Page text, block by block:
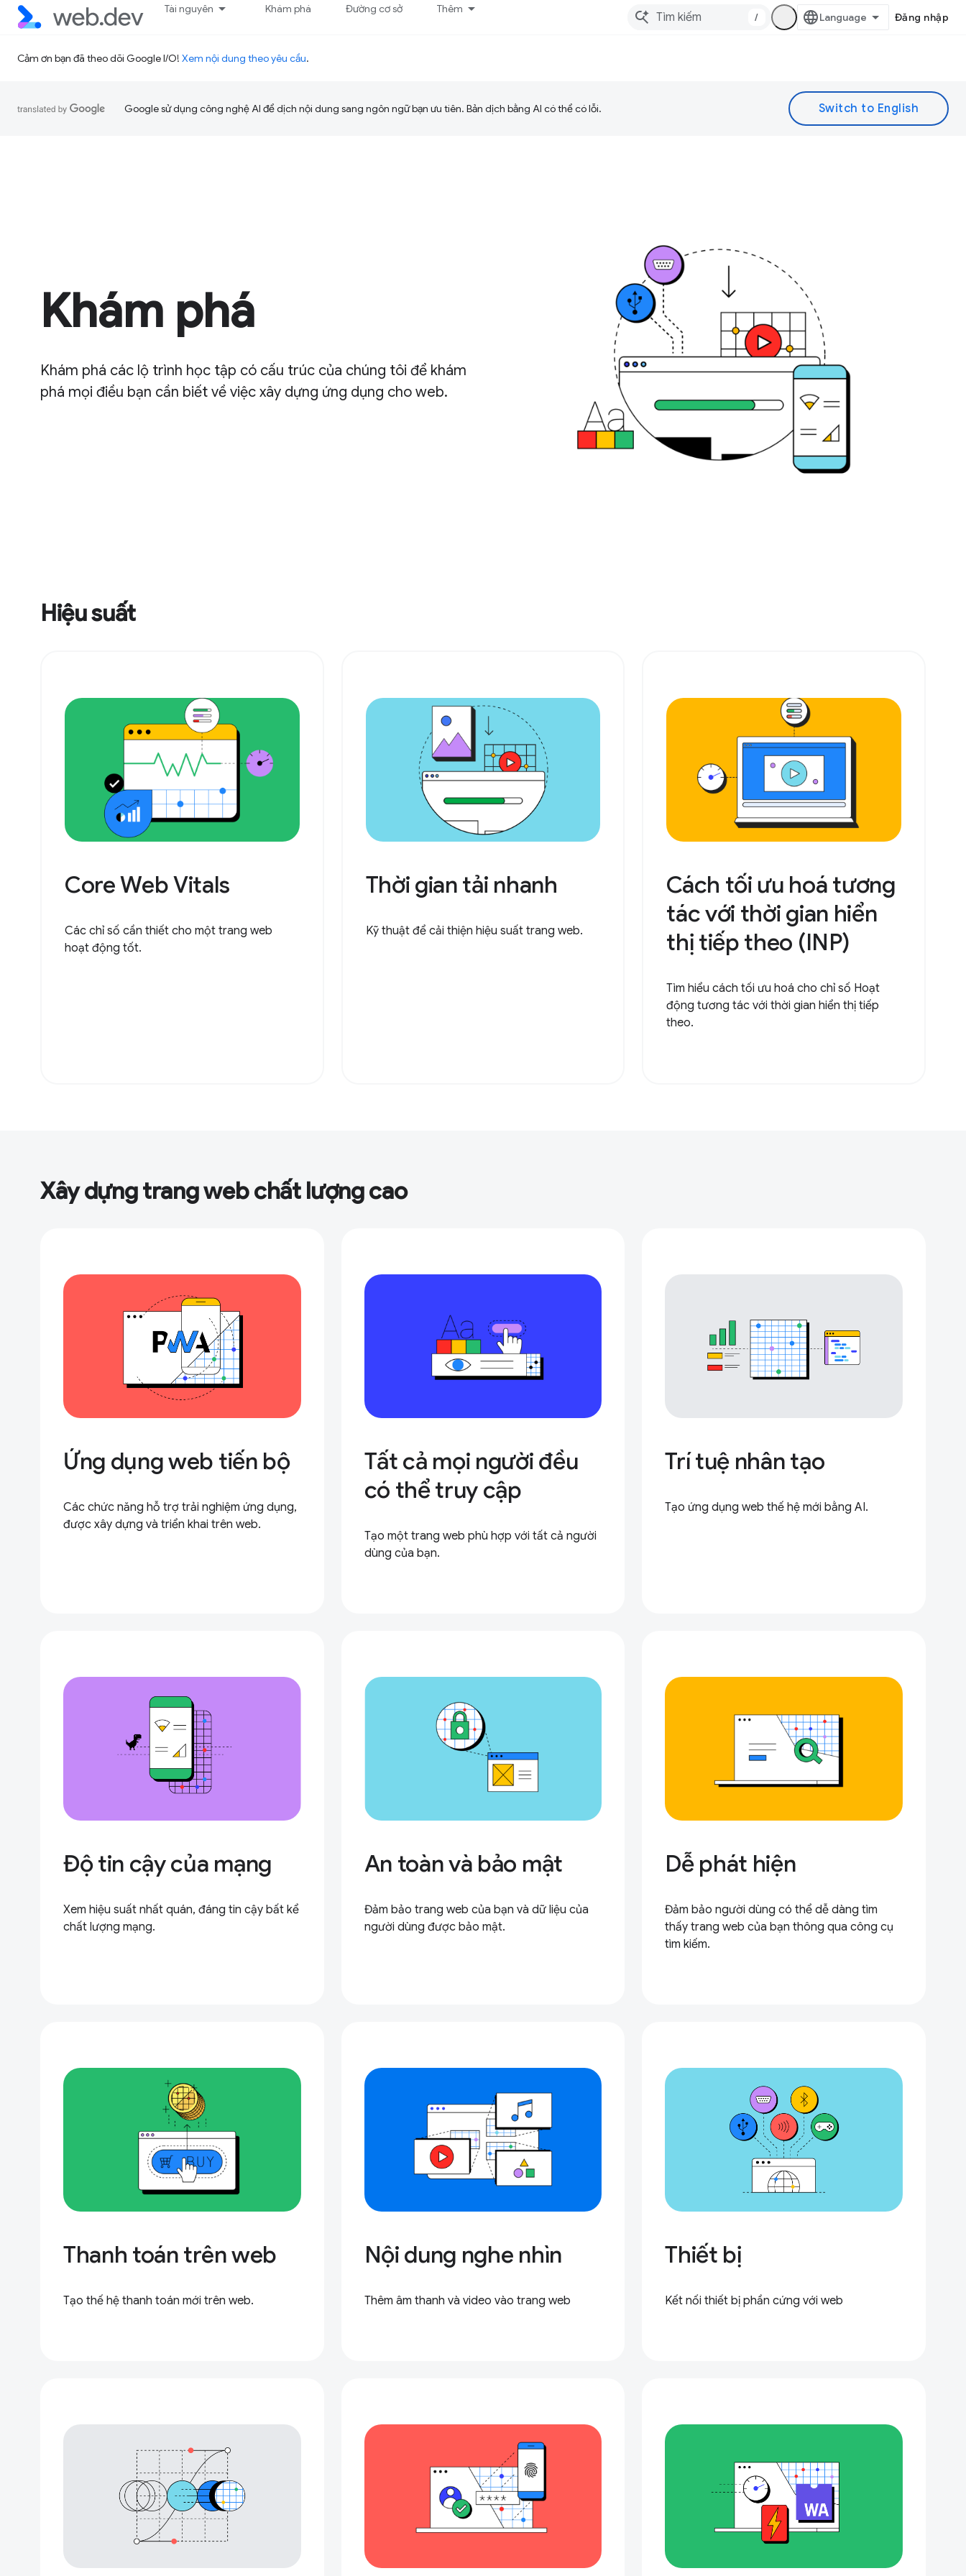
Tài nguyên Khám phá Đường cơ sở Thêm
/ Đăng nhập
Cảm ơn bạn đã theo dõi Google I/O! Xem nội dung theo yêu cầu.
Google sử dụng công nghệ AI để dịch nội dung sang ngôn ngữ bạn ưu tiên. Bản dịch bằng AI có thể có lỗi.
Khám phá
Khám phá các lộ trình học tập có cấu trúc của chúng tôi để khám
phá mọi điều bạn cần biết về việc xây dựng ứng dụng cho web.
Hiệu suất
Core Web Vitals
Các chỉ số cần thiết cho một trang web
hoạt động tốt.
Thời gian tải nhanh
Kỹ thuật để cải thiện hiệu suất trang web.
Cách tối ưu hoá tương
tác với thời gian hiển
thị tiếp theo (INP)
Tìm hiểu cách tối ưu hoá cho chỉ số Hoạt
động tương tác với thời gian hiển thị tiếp
theo.
Xây dựng trang web chất lượng cao
Ứng dụng web tiến bộ
Các chức năng hỗ trợ trải nghiệm ứng dụng,
được xây dựng và triển khai trên web.
Tất cả mọi người đều
có thể truy cập
Tạo một trang web phù hợp với tất cả người
dùng của bạn.
Trí tuệ nhân tạo
Tạo ứng dụng web thế hệ mới bằng AI.
Độ tin cậy của mạng
Xem hiệu suất nhất quán, đáng tin cậy bất kể
chất lượng mạng.
An toàn và bảo mật
Đảm bảo trang web của bạn và dữ liệu của
người dùng được bảo mật.
Dễ phát hiện
Đảm bảo người dùng có thể dễ dàng tìm
thấy trang web của bạn thông qua công cụ
tìm kiếm.
Thanh toán trên web
Tạo thế hệ thanh toán mới trên web.
Nội dung nghe nhìn
Thêm âm thanh và video vào trang web
Thiết bị
Kết nối thiết bị phần cứng với web